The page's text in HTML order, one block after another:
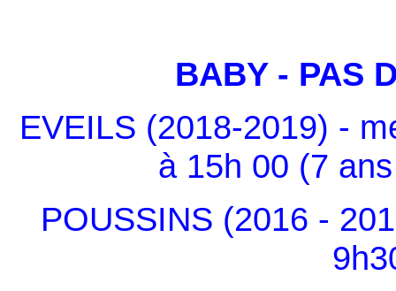
BABY - PAS
EVEILS (2018-2019) -
à 15h 00 (7
POUSSINS (2016 -